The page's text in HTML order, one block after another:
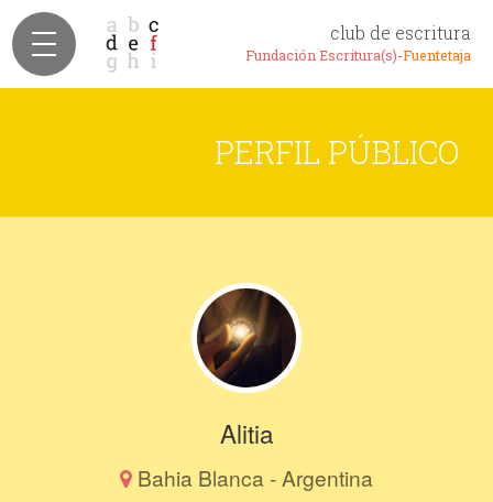
club de escritura
Fundación Escritura(s)-Fuentetaja
PERFIL PÚBLICO
Alitia
Bahia Blanca - Argentina